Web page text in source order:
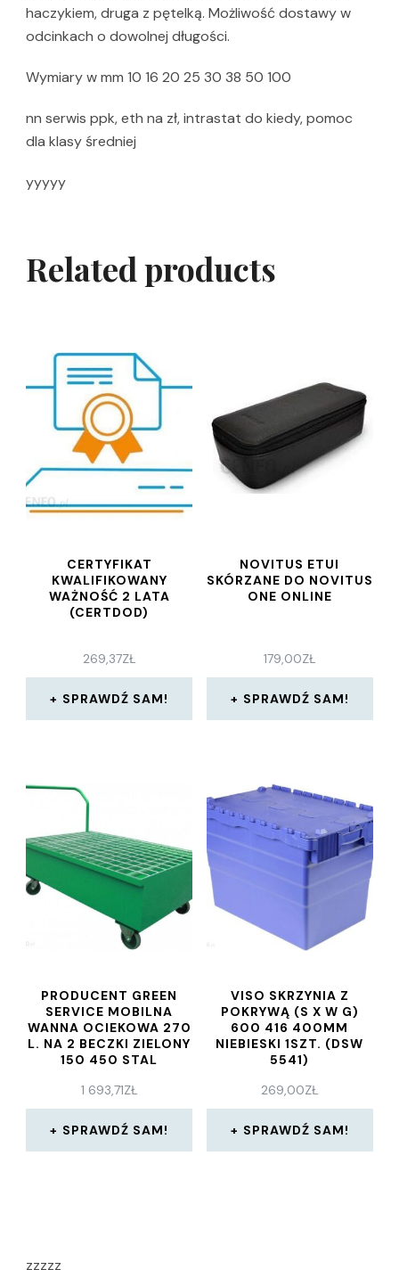
haczykiem, druga z pętelką. Możliwość dostawy w
odcinkach o dowolnej długości.
Wymiary w mm 10 16 20 25 30 38 50 100
nn serwis ppk, eth na zł, intrastat do kiedy, pomoc
dla klasy średniej
yyyyy
Related products
CERTYFIKAT
KWALIFIKOWANY
WAŻNOŚĆ 2 LATA
(CERTDOD)
269,37ZŁ
SPRAWDŹ SAM!
NOVITUS ETUI
SKÓRZANE DO NOVITUS
ONE ONLINE
179,00ZŁ
SPRAWDŹ SAM!
PRODUCENT GREEN
SERVICE MOBILNA
WANNA OCIEKOWA 270
L. NA 2 BECZKI ZIELONY
150 450 STAL
1 693,71ZŁ
SPRAWDŹ SAM!
VISO SKRZYNIA Z
POKRYWĄ (S X W G)
600 416 400MM
NIEBIESKI 1SZT. (DSW
5541)
269,00ZŁ
SPRAWDŹ SAM!
zzzzz